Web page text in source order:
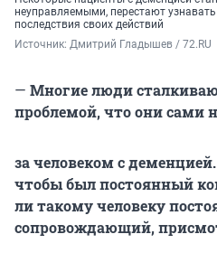
неуправляемыми, перестают
последствия своих действий
Источник: Дмитрий Гладышев / 72.RU
— Многие люди
проблемой, что они сами
за человеком с
чтобы был постоянный
ли такому человеку
сопровождающий,